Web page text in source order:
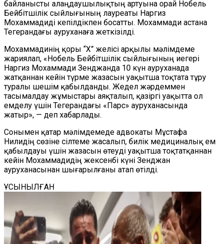
байланысты алаңдаушылықтың артуына орай Нобель
Бейбітшілік сыйлығының лауреаты Наргиз
Мохаммадиді кепілдікпен босатты. Мохаммади астана
Тегерандағы ауруханаға жеткізілді.
Мохаммадинің қоры “X” желісі арқылы мәлімдеме
жариялап, «Нобель Бейбітшілік сыйлығының иегері
Наргиз Мохаммади Зенджанда 10 күн ауруханада
жатқаннан кейін түрме жазасын уақытша тоқтата тұру
туралы шешім қабылданды. Жедел жәрдеммен
тасымалдау жұмыстары аяқталып, қазіргі уақытта ол
емделу үшін Тегерандағы «Парс» ауруханасында
жатыр», — деп хабарлады.
Сонымен қатар мәлімдемеде адвокаты Мұстафа
Нилидің сөзіне сілтеме жасалып, билік медициналық ем
қабылдауы үшін жазасын өтеуді уақытша тоқтатқаннан
кейін Мохаммадидің жексенбі күні Зенджан
ауруханасынан шығарылғаны атап өтілді.
ҰСЫНЫЛҒАН